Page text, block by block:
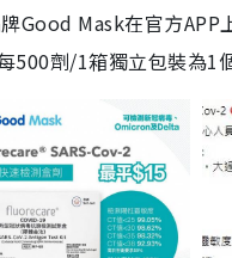
Good Mask在官方
500劑/1箱獨立包裝為1